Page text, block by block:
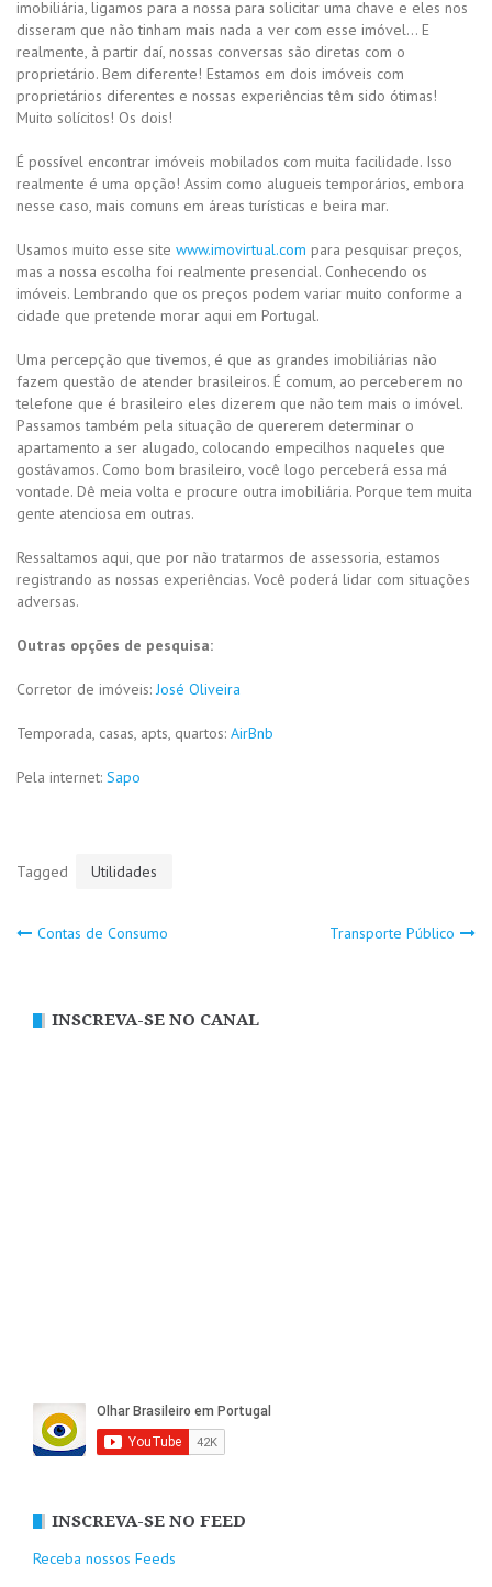
imobiliária, ligamos para a nossa para solicitar uma chave e eles nos
disseram que não tinham mais nada a ver com esse imóvel… E
realmente, à partir daí, nossas conversas são diretas com o
proprietário. Bem diferente! Estamos em dois imóveis com
proprietários diferentes e nossas experiências têm sido ótimas!
Muito solícitos! Os dois!
É possível encontrar imóveis mobilados com muita facilidade. Isso
realmente é uma opção! Assim como alugueis temporários, embora
nesse caso, mais comuns em áreas turísticas e beira mar.
Usamos muito esse site www.imovirtual.com para pesquisar preços,
mas a nossa escolha foi realmente presencial. Conhecendo os
imóveis. Lembrando que os preços podem variar muito conforme a
cidade que pretende morar aqui em Portugal.
Uma percepção que tivemos, é que as grandes imobiliárias não
fazem questão de atender brasileiros. É comum, ao perceberem no
telefone que é brasileiro eles dizerem que não tem mais o imóvel.
Passamos também pela situação de quererem determinar o
apartamento a ser alugado, colocando empecilhos naqueles que
gostávamos. Como bom brasileiro, você logo perceberá essa má
vontade. Dê meia volta e procure outra imobiliária. Porque tem muita
gente atenciosa em outras.
Ressaltamos aqui, que por não tratarmos de assessoria, estamos
registrando as nossas experiências. Você poderá lidar com situações
adversas.
Outras opções de pesquisa:
Corretor de imóveis: José Oliveira
Temporada, casas, apts, quartos: AirBnb
Pela internet: Sapo
Tagged Utilidades
Navegação
artigos
Contas de Consumo Transporte Público
INSCREVA-SE NO CANAL
INSCREVA-SE NO FEED
Receba nossos Feeds